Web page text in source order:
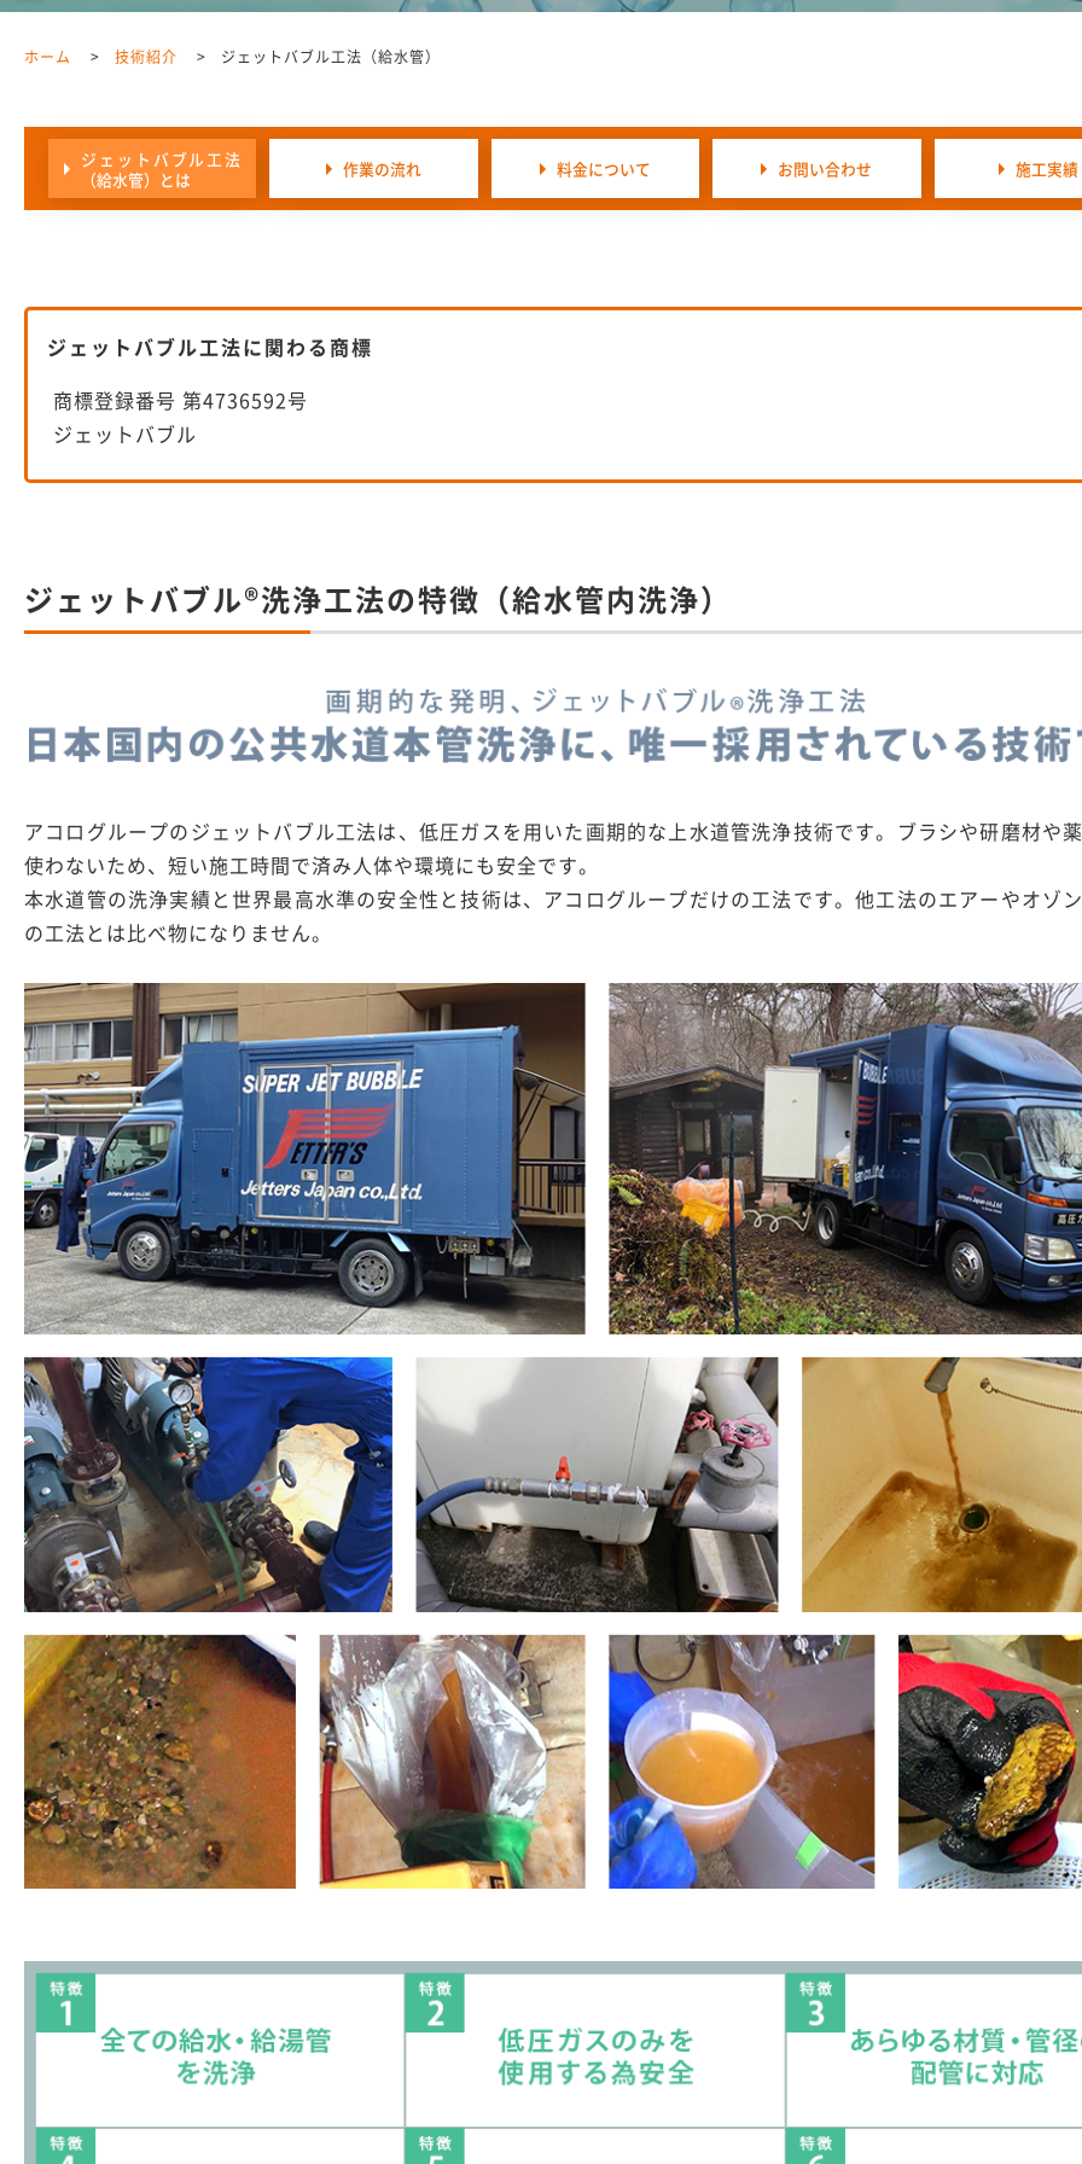
ホーム 技術紹介 ジェットバブル工法（給水管）
ジェットバブル工法
（給水管）とは
作業の流れ 料金について お問い合わせ 施工実績
ジェットバブル工法に関わる商標
商標登録番号 第4736592号
ジェットバブル
ジェットバブル®洗浄工法の特徴（給水管内洗浄）
アコログループのジェットバブル工法は、低圧ガスを用いた画期的な上水道管洗浄技術です。ブラシや研磨材や
使わないため、短い施工時間で済み人体や環境にも安全です。
本水道管の洗浄実績と世界最高水準の安全性と技術は、アコログループだけの工法です。他工法のエアーやオゾ
の工法とは比べ物になりません。